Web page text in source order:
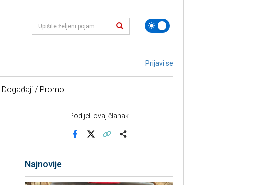
Prijavi se
Događaji / Promo
Podijeli ovaj članak
Najnovije